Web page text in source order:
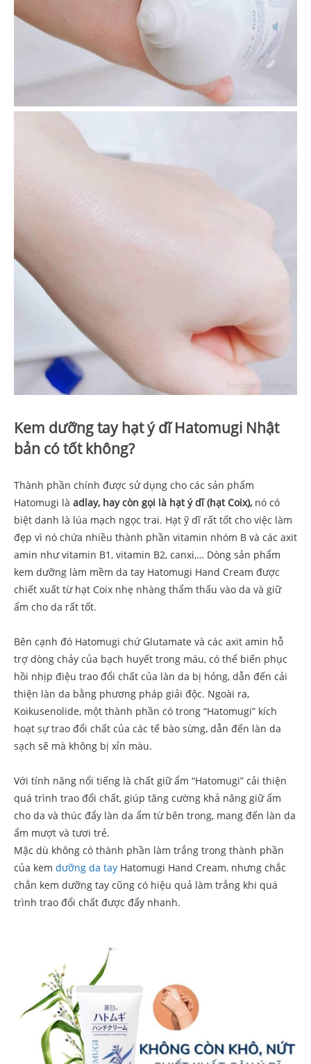
Kem dưỡng tay hạt ý dĩ Hatomugi Nhật
bản có tốt không?
Thành phần chính được sử dụng cho các sản phẩm
Hatomugi là adlay, hay còn gọi là hạt ý dĩ (hạt Coix), nó có
biệt danh là lúa mạch ngọc trai. Hạt ỹ dĩ rất tốt cho việc làm
đẹp vì nó chứa nhiều thành phần vitamin nhóm B và các axit
amin như vitamin B1, vitamin B2, canxi,… Dòng sản phẩm
kem dưỡng làm mềm da tay Hatomugi Hand Cream được
chiết xuất từ hạt Coix nhẹ nhàng thẩm thấu vào da và giữ
ẩm cho da rất tốt.
Bên cạnh đó Hatomugi chứ Glutamate và các axit amin hỗ
trợ dòng chảy của bạch huyết trong máu, có thể biến phục
hồi nhịp điệu trao đổi chất của làn da bị hỏng, dẫn đến cải
thiện làn da bằng phương pháp giải độc. Ngoài ra,
Koikusenolide, một thành phần có trong “Hatomugi” kích
hoạt sự trao đổi chất của các tế bào sừng, dẫn đến làn da
sạch sẽ mà không bị xỉn màu.
Với tính năng nổi tiếng là chất giữ ẩm “Hatomugi” cải thiện
quá trình trao đổi chất, giúp tăng cường khả năng giữ ẩm
cho da và thúc đẩy làn da ẩm từ bên trong, mang đến làn da
ẩm mượt và tươi trẻ.
Mặc dù không có thành phần làm trắng trong thành phần
của kem dưỡng da tay Hatomugi Hand Cream, nhưng chắc
chắn kem dưỡng tay cũng có hiệu quả làm trắng khi quá
trình trao đổi chất được đẩy nhanh.